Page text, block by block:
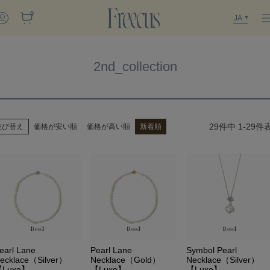
0
JA
2nd_collection
び替え 価格が安い順 価格が高い順 新着順 29件中 1-29件
Lane
（Silver）
Pearl Lane
Necklace（Gold）
Symbol Pearl
Necklace（Silver）